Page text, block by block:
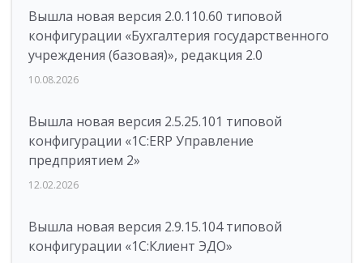
Вышла новая версия 2.0.110.60 типовой
конфигурации «Бухгалтерия государственного
учреждения (базовая)», редакция 2.0
10.08.2026
Вышла новая версия 2.5.25.101 типовой
конфигурации «1С:ERP Управление
предприятием 2»
12.02.2026
Вышла новая версия 2.9.15.104 типовой
конфигурации «1С:Клиент ЭДО»